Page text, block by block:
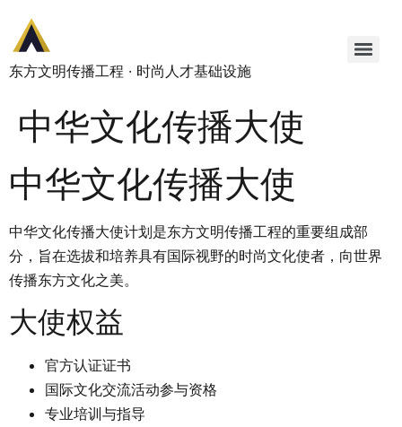
东方文明传播工程 · 时尚人才基础设施
中华文化传播大使
中华文化传播大使
中华文化传播大使计划是东方文明传播工程的重要组成部
分，旨在选拔和培养具有国际视野的时尚文化使者，向世界
传播东方文化之美。
大使权益
官方认证证书
国际文化交流活动参与资格
专业培训与指导